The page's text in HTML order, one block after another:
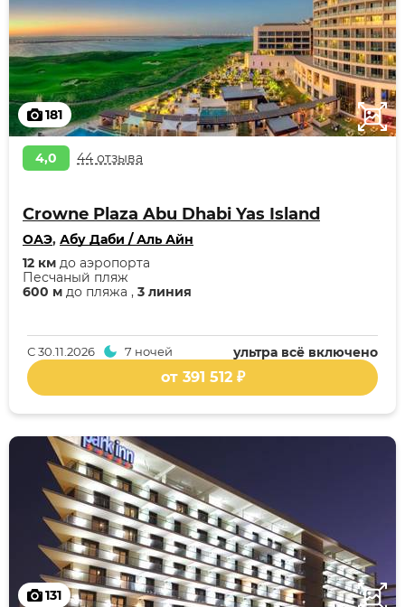
181
4,0 44 отзыва
Crowne Plaza Abu Dhabi Yas Island
ОАЭ, Абу Даби / Аль Айн
600 м до пляжа , 3 линия
Песчаный пляж
12 км до аэропорта
ультра всё включено
С30.11.2026 7 ночей
от 391 512 ₽
131